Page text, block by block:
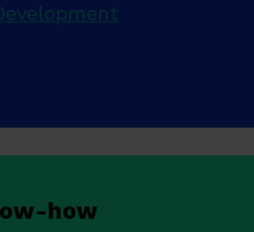
how